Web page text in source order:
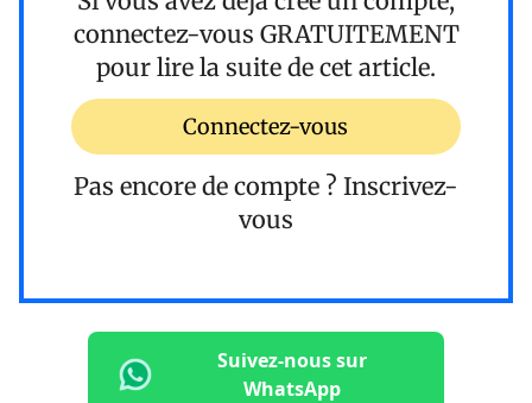
connectez-vous GRATUITEMENT
pour lire la suite de cet article.
Connectez-vous
Pas encore de compte ? Inscrivez-
vous
Suivez-nous sur
WhatsApp